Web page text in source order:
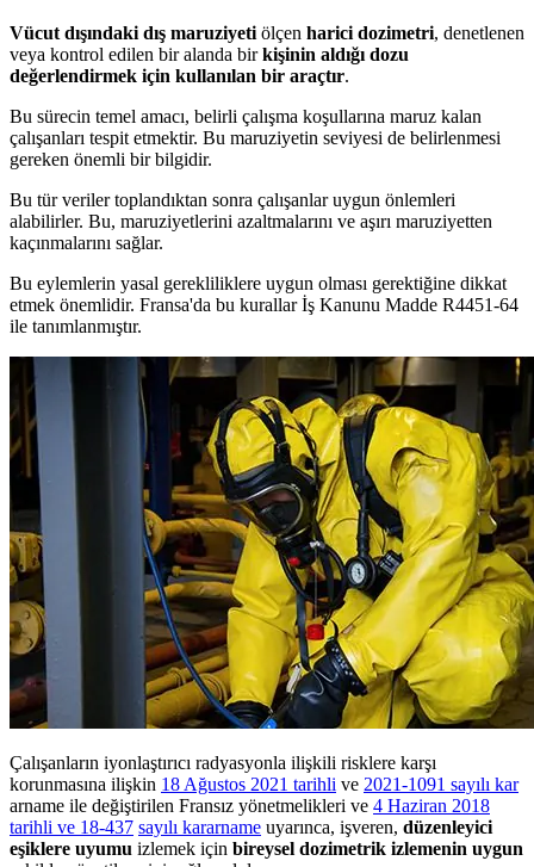
Vücut dışındaki dış maruziyeti ölçen harici dozimetri, denetlenen
veya kontrol edilen bir alanda birkişinin aldığı dozu
değerlendirmek için kullanılan bir araçtır.
Bu sürecin temel amacı, belirli çalışma koşullarına maruz kalan
çalışanları tespit etmektir. Bu maruziyetin seviyesi de belirlenmesi
gereken önemli bir bilgidir.
Bu tür veriler toplandıktan sonra çalışanlar uygun önlemleri
alabilirler. Bu, maruziyetlerini azaltmalarını ve aşırı maruziyetten
kaçınmalarını sağlar.
Bu eylemlerin yasal gerekliliklere uygun olması gerektiğine dikkat
etmek önemlidir. Fransa'da bu kurallar İş Kanunu Madde R4451-64
ile tanımlanmıştır.
Çalışanların iyonlaştırıcı radyasyonla ilişkili risklere karşı
korunmasına ilişkin 18 Ağustos 2021 tarihli ve 2021-1091 sayılı kar
arname ile değiştirilen Fransız yönetmelikleri ve 4 Haziran 2018
tarihli ve 18-437 sayılı kararname uyarınca, işveren, düzenleyici
eşiklere uyumu izlemek için bireysel dozimetrik izlemenin uygun